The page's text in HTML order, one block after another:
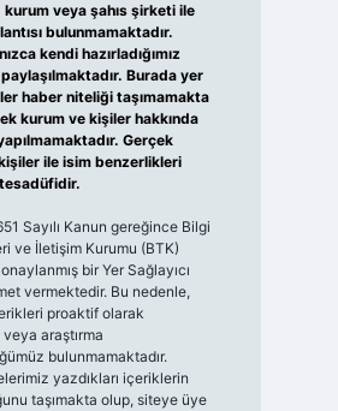
veya şahıs şirketi ile
bulunmamaktadır.
kendi hazırladığımız
Burada yer
haber niteliği taşımamakta
kurum ve kişiler hakkında
Gerçek
ile isim benzerlikleri
Sayılı Kanun gereğince Bilgi
ve İletişim Kurumu (BTK)
bir Yer Sağlayıcı
vermektedir. Bu nedenle,
proaktif olarak
araştırma
bulunmamaktadır.
yazdıkları içeriklerin
taşımakta olup, siteye üye